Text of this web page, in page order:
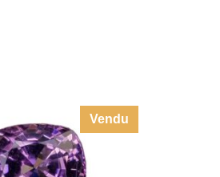
Vendu